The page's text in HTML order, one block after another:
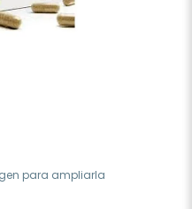
para ampliarla